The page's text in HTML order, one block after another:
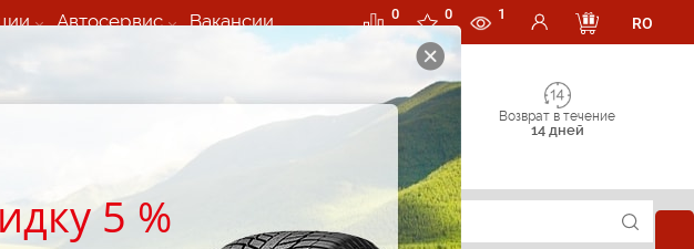
Автосервис Вакансии 0 0 1
RO
Возврат в течение
14 дней
5 %